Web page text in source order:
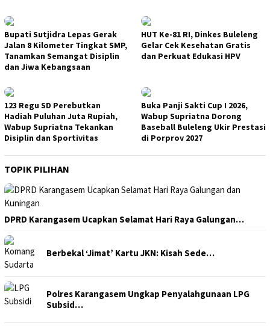
Bupati Sutjidra Lepas Gerak
Jalan 8 Kilometer Tingkat SMP,
Tanamkan Semangat Disiplin
dan Jiwa Kebangsaan
HUT Ke-81 RI, Dinkes Buleleng
Gelar Cek Kesehatan Gratis
dan Perkuat Edukasi HPV
123 Regu SD Perebutkan
Hadiah Puluhan Juta Rupiah,
Wabup Supriatna Tekankan
Disiplin dan Sportivitas
Buka Panji Sakti Cup I 2026,
Wabup Supriatna Dorong
Baseball Buleleng Ukir Prestasi
di Porprov 2027
TOPIK PILIHAN
DPRD Karangasem Ucapkan Selamat Hari Raya Galungan…
Berbekal ‘Jimat’ Kartu JKN: Kisah Sede…
Polres Karangasem Ungkap Penyalahgunaan LPG
Subsid…